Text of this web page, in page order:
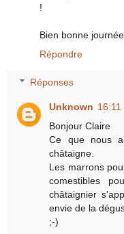
!
Bien bonne
Répondre
Réponses
Unknown 16:11
Bonjour Claire
Ce que nous
châtaigne.
Les marrons
comestibles
châtaignier
envie de la
;-)